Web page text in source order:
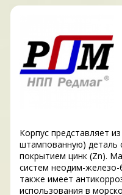
Корпус представляет
штампованную) деталь
покрытием цинк (Zn).
систем неодим-
также имеет
использования в